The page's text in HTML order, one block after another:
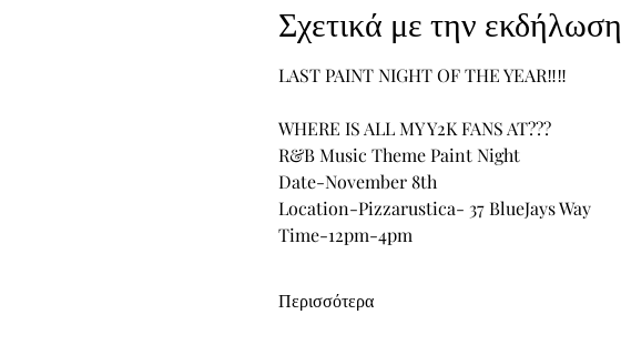
Σχετικά με την εκδήλωση
LAST PAINT NIGHT OF THE YEAR‼️‼️
WHERE IS ALL MY Y2K FANS AT???
R&B Music Theme Paint Night
Date-November 8th
Location-Pizzarustica- 37 BlueJays Way
Time-12pm-4pm
Περισσότερα